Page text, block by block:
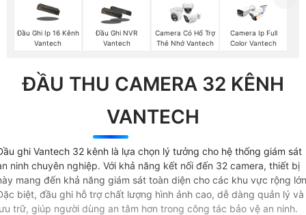
Đầu Ghi Ip 16 Kênh
Vantech
Đầu Ghi NVR
Vantech
Camera Có Hổ Trợ
Thẻ Nhớ Vantech
Camera Ip Full
Color Vantech
ĐẦU THU CAMERA 32 KÊNH
VANTECH
ghi Vantech 32 kênh là lựa chọn lý tưởng cho hệ thống giám sát
ninh chuyên nghiệp. Với khả năng kết nối đến 32 camera, thiết bị
mang đến khả năng giám sát toàn diện cho các khu vực rộng
biệt, đầu ghi hỗ trợ chất lượng hình ảnh cao, dễ dàng quản lý và
trữ, giúp người dùng an tâm hơn trong công tác bảo vệ an ninh.